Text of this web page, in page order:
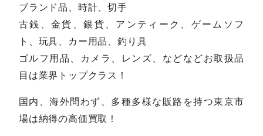
ブランド品、時計、切手
古銭、金貨、銀貨、アンティーク、ゲームソフ
ト、玩具、カー用品、釣り具
ゴルフ用品、カメラ、レンズ、などなどお取扱品
目は業界トップクラス！
国内、海外問わず、多種多様な販路を持つ東京市
場は納得の高価買取！